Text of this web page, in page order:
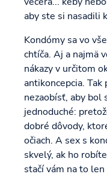
aby ste si nasadili
Kondómy sa vo
chtíča. Aj a najmä
nákazy v určitom
antikoncepcia. Tak
nezaobísť, aby bol
jednoduché:
dobré dôvody,
očiach. A sex s
skvelý, ak ho
stačí vám na to